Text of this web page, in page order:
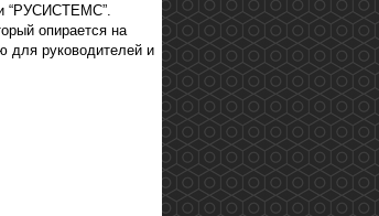
“РУСИСТЕМС”.
опирается на
для руководителей и